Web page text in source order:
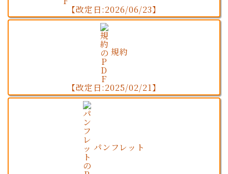
【改定日:2026/06/23】
規約
【改定日:2025/02/21】
パンフレット